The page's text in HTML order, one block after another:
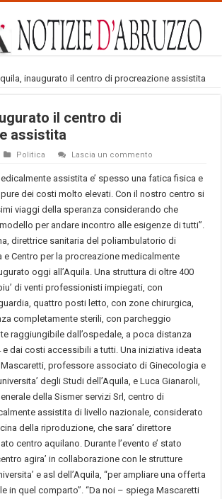
inaugurato il centro di procreazione assistita
il centro di
assistita
Politica Lascia un commento
assistita e’ spesso una fatica fisica e
dei costi molto elevati. Con il nostro centro si
viaggi della speranza considerando che
per andare incontro alle esigenze di tutti”.
direttrice sanitaria del poliambulatorio di
e Centro per la procreazione medicalmente
oggi all’Aquila. Una struttura di oltre 400
di venti professionisti impiegati, con
quattro posti letto, con zone chirurgica,
completamente sterili, con parcheggio
raggiungibile dall’ospedale, a poca distanza
e dai costi accessibili a tutti. Una iniziativa ideata
professore associato di Ginecologia e
degli Studi dell’Aquila, e Luca Gianaroli,
della Sismer servizi Srl, centro di
assistita di livello nazionale, considerato
della riproduzione, che sara’ direttore
centro aquilano. Durante l’evento e’ stato
agira’ in collaborazione con le strutture
e asl dell’Aquila, “per ampliare una offerta
in quel comparto”. “Da noi – spiega Mascaretti